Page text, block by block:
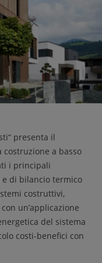
presenta il
a basso
i principali
di bilancio termico
costruttivi,
un’applicazione
del sistema
costi-benefici con